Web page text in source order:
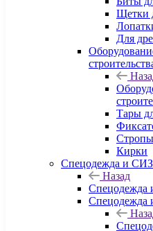
Щетки
Для
Тары
Стропы
Кирки
Спецодежда и СИЗ
Назад
Спецодежда
Спецодежда